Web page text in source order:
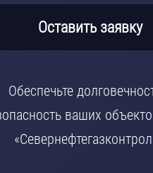
Оставить заявку
Обеспечьте
ваших